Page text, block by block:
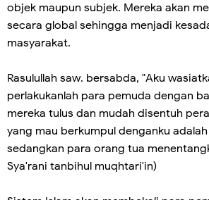
objek maupun subjek. Mereka akan
secara global sehingga menjadi
masyarakat.
Rasulullah saw. bersabda, "Aku
perlakukanlah para pemuda dengan
mereka tulus dan mudah disentuh
yang mau berkumpul denganku
sedangkan para orang tua
Sya'rani tanbihul muqhtari'in)